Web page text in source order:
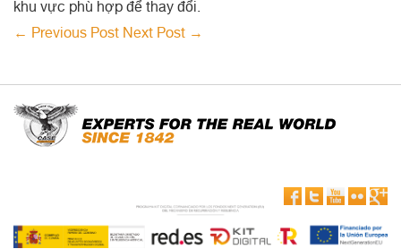
khu vực phù hợp để thay đổi.
← Previous Post Next Post →